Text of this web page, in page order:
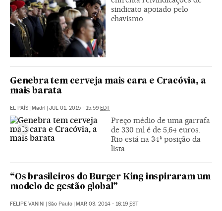
sindicato apoiado pelo
chavismo
Genebra tem cerveja mais cara e Cracóvia, a
mais barata
EL PAÍS Madri JUL 01, 2015 - 15:59 EDT
Preço médio de uma garrafa
de 330 ml é de 5,64 euros.
Rio está na 34ª posição da
lista
“Os brasileiros do Burger King inspiraram um
modelo de gestão global”
FELIPE VANINI São Paulo MAR 03, 2014 - 16:19 EST